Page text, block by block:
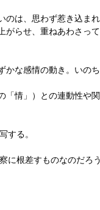
のは、思わず惹き込ま
らせ、重ねあわさっ
な感情の動き。いのち
情」）との連動性や関
する。
に根差すものなのだろう